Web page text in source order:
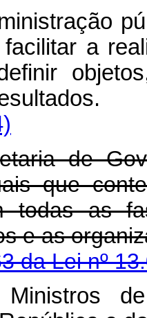
a
de
que
todas as
e as
da Lei nº
de